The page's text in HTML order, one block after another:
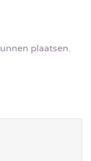
plaatsen.